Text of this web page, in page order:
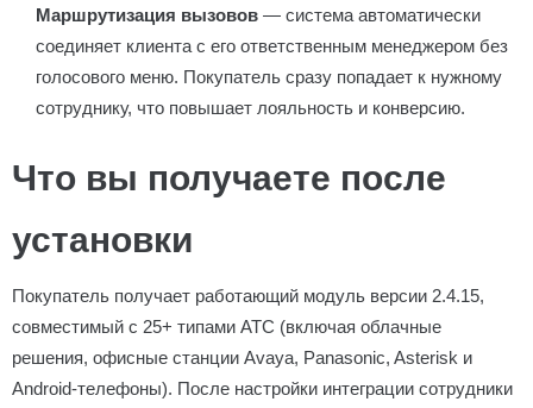
Маршрутизация вызовов — система автоматически
соединяет клиента с его ответственным менеджером без
голосового меню. Покупатель сразу попадает к нужному
сотруднику, что повышает лояльность и конверсию.
Что вы получаете после
установки
Покупатель получает работающий модуль версии 2.4.15,
совместимый с 25+ типами АТС (включая облачные
решения, офисные станции Avaya, Panasonic, Asterisk и
Android-телефоны). После настройки интеграции сотрудники